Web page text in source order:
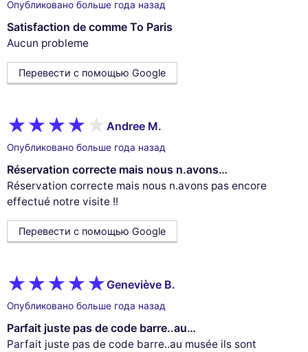
Опубликовано больше года назад
Satisfaction de comme To Paris
Aucun probleme
Перевести с помощью Google
Andree M.
Опубликовано больше года назад
Réservation correcte mais nous n.avons…
Réservation correcte mais nous n.avons pas encore
effectué notre visite !!
Перевести с помощью Google
Geneviève B.
Опубликовано больше года назад
Parfait juste pas de code barre..au…
Parfait juste pas de code barre..au musée ils sont